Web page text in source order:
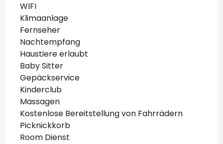
WIFI
Klimaanlage
Fernseher
Nachtempfang
Haustiere erlaubt
Baby Sitter
Gepäckservice
Kinderclub
Massagen
Kostenlose Bereitstellung von Fahrrädern
Picknickkorb
Room Dienst